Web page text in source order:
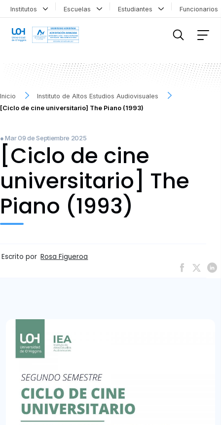
Institutos Escuelas Estudiantes
Inicio
Instituto de Altos Estudios Audiovisuales
[Ciclo de cine universitario] The Piano (1993)
● Mar 09 de Septiembre 2025
[Ciclo de cine
universitario] The
Piano (1993)
Escrito por Rosa Figueroa